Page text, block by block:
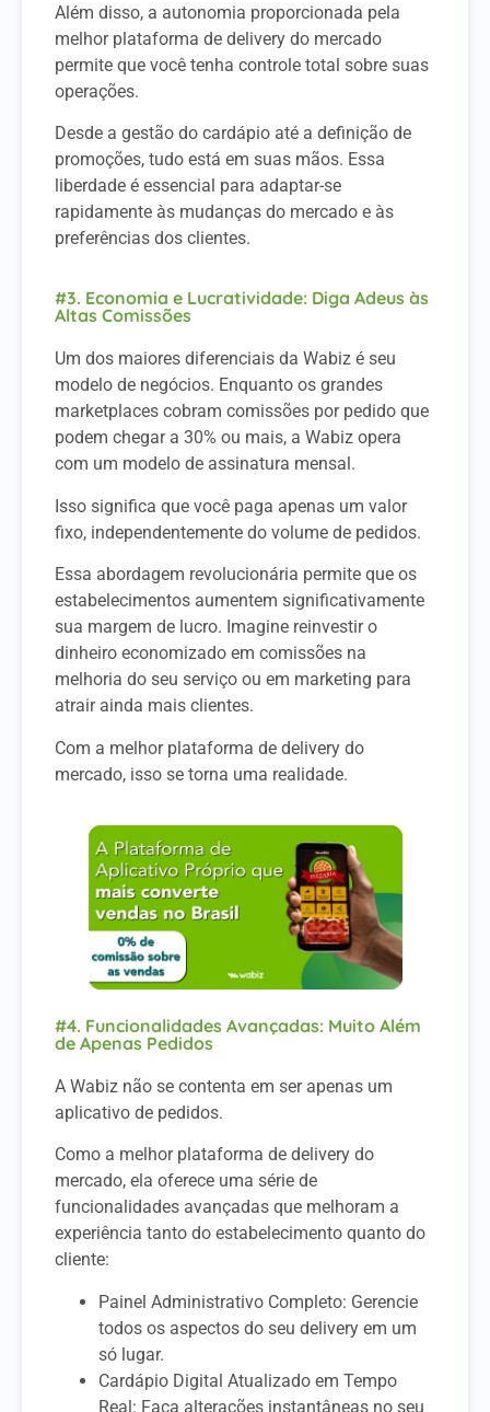
Além disso, a autonomia proporcionada pela
melhor plataforma de delivery do mercado
permite que você tenha controle total sobre suas
operações.
Desde a gestão do cardápio até a definição de
promoções, tudo está em suas mãos. Essa
liberdade é essencial para adaptar-se
rapidamente às mudanças do mercado e às
preferências dos clientes.
#3. Economia e Lucratividade: Diga Adeus às
Altas Comissões
Um dos maiores diferenciais da Wabiz é seu
modelo de negócios. Enquanto os grandes
marketplaces cobram comissões por pedido que
podem chegar a 30% ou mais, a Wabiz opera
com um modelo de assinatura mensal.
Isso significa que você paga apenas um valor
fixo, independentemente do volume de pedidos.
Essa abordagem revolucionária permite que os
estabelecimentos aumentem significativamente
sua margem de lucro. Imagine reinvestir o
dinheiro economizado em comissões na
melhoria do seu serviço ou em marketing para
atrair ainda mais clientes.
Com a melhor plataforma de delivery do
mercado, isso se torna uma realidade.
#4. Funcionalidades Avançadas: Muito Além
de Apenas Pedidos
A Wabiz não se contenta em ser apenas um
aplicativo de pedidos.
Como a melhor plataforma de delivery do
mercado, ela oferece uma série de
funcionalidades avançadas que melhoram a
experiência tanto do estabelecimento quanto do
cliente:
Painel Administrativo Completo: Gerencie
todos os aspectos do seu delivery em um
só lugar.
Cardápio Digital Atualizado em Tempo
Real: Faça alterações instantâneas no seu